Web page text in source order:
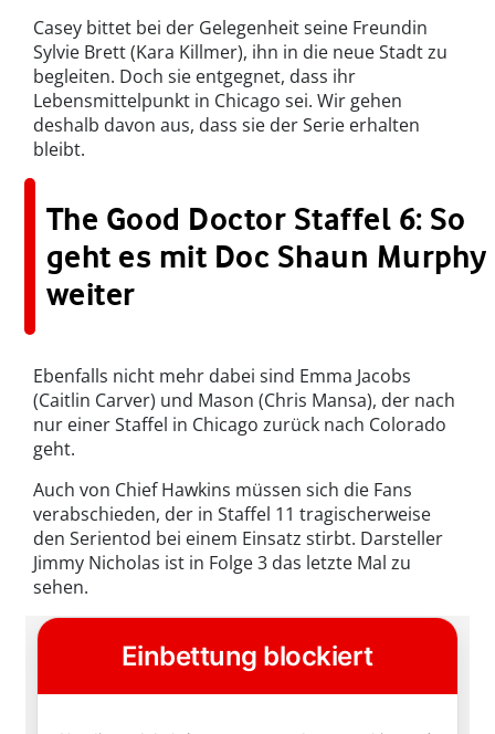
Casey bittet bei der Gelegenheit seine Freundin
Sylvie Brett (Kara Killmer), ihn in die neue Stadt zu
begleiten. Doch sie entgegnet, dass ihr
Lebensmittelpunkt in Chicago sei. Wir gehen
deshalb davon aus, dass sie der Serie erhalten
bleibt.
The Good Doctor Staffel 6: So
geht es mit Doc Shaun Murphy
weiter
Ebenfalls nicht mehr dabei sind Emma Jacobs
(Caitlin Carver) und Mason (Chris Mansa), der nach
nur einer Staffel in Chicago zurück nach Colorado
geht.
Auch von Chief Hawkins müssen sich die Fans
verabschieden, der in Staffel 11 tragischerweise
den Serientod bei einem Einsatz stirbt. Darsteller
Jimmy Nicholas ist in Folge 3 das letzte Mal zu
sehen.